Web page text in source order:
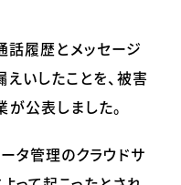
履歴とメッセージ
いしたことを、被害
公表しました。
タ管理のクラウドサ